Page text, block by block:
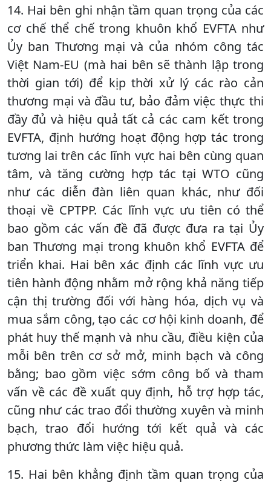
14. Hai bên ghi nhận tầm quan trọng của các
cơ chế thể chế trong khuôn khổ EVFTA như
Ủy ban Thương mại và của nhóm công tác
Việt Nam-EU (mà hai bên sẽ thành lập trong
thời gian tới) để kịp thời xử lý các rào cản
thương mại và đầu tư, bảo đảm việc thực thi
đầy đủ và hiệu quả tất cả các cam kết trong
EVFTA, định hướng hoạt động hợp tác trong
tương lai trên các lĩnh vực hai bên cùng quan
tâm, và tăng cường hợp tác tại WTO cũng
như các diễn đàn liên quan khác, như đối
thoại về CPTPP. Các lĩnh vực ưu tiên có thể
bao gồm các vấn đề đã được đưa ra tại Ủy
ban Thương mại trong khuôn khổ EVFTA để
triển khai. Hai bên xác định các lĩnh vực ưu
tiên hành động nhằm mở rộng khả năng tiếp
cận thị trường đối với hàng hóa, dịch vụ và
mua sắm công, tạo các cơ hội kinh doanh, để
phát huy thế mạnh và nhu cầu, điều kiện của
mỗi bên trên cơ sở mở, minh bạch và công
bằng; bao gồm việc sớm công bố và tham
vấn về các đề xuất quy định, hỗ trợ hợp tác,
cũng như các trao đổi thường xuyên và minh
bạch, trao đổi hướng tới kết quả và các
phương thức làm việc hiệu quả.
15. Hai bên khẳng định tầm quan trọng của